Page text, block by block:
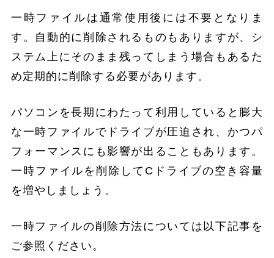
一時ファイルは通常使用後には不要となりま
す。自動的に削除されるものもありますが、シ
ステム上にそのまま残ってしまう場合もあるた
め定期的に削除する必要があります。
パソコンを長期にわたって利用していると膨大
な一時ファイルでドライブが圧迫され、かつパ
フォーマンスにも影響が出ることもあります。
一時ファイルを削除してCドライブの空き容量
を増やしましょう。
一時ファイルの削除方法については以下記事を
ご参照ください。